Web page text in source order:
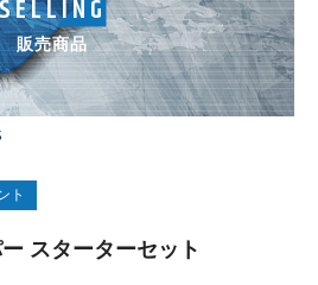
販売商品
ト
スターターセット